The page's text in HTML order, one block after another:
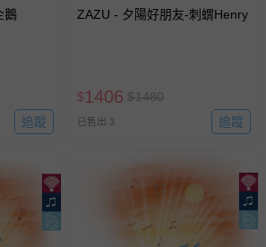
鵝
追蹤
ZAZU - 夕陽好朋友-刺蝟Henry
$1406 $1480
已售出 3 追蹤